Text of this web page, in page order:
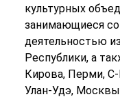
культурных
занимающиеся
деятельностью
Республики, а
Кирова, Перми, С-
Улан-Удэ,